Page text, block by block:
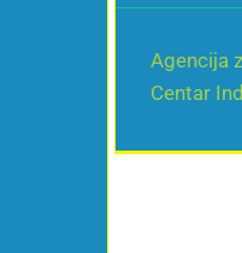
Agencija
Centar